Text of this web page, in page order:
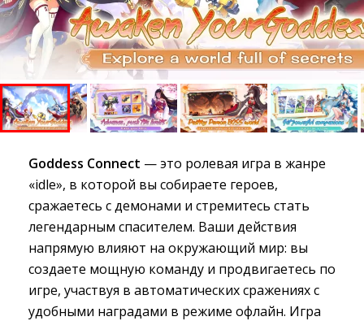
Goddess Connect — это ролевая игра в жанре
«idle», в которой вы собираете героев,
сражаетесь с демонами и стремитесь стать
легендарным спасителем. Ваши действия
напрямую влияют на окружающий мир: вы
создаете мощную команду и продвигаетесь по
игре, участвуя в автоматических сражениях с
удобными наградами в режиме офлайн. Игра